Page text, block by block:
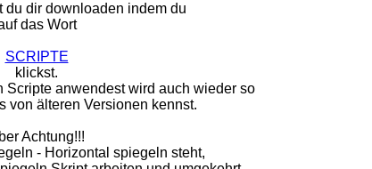
du dir downloaden indem du
das Wort
SCRIPTE
klickst.
anwendest wird auch wieder so
von älteren Versionen kennst.
Achtung!!!
- Horizontal spiegeln steht,